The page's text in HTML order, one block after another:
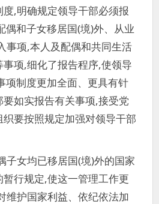
,明确规定领导干部必须报
偶和子女移居国(境)外、从业
事项,本人及配偶和共同生活
项,细化了报告程序,使领导
项制度更加全面、更具有针
如实报告有关事项,接受党
要按照规定加强对领导干部
子女均已移居国(境)外的国家
行规定,使这一管理工作更
维护国家利益、依纪依法加